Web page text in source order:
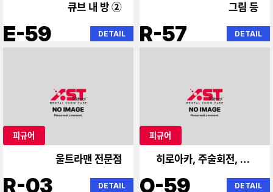
큐브 내 방 ②
E-59 DETAIL
그림 등
R-57 DETAIL
피규어
울트라맨 전문점
R-03 DETAIL
피규어
히로아카, 주술회전, 나루
토
O-59 DETAIL